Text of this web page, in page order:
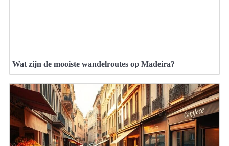
Wat zijn de mooiste wandelroutes op Madeira?